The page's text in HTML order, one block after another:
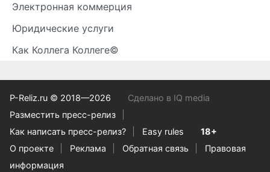
Электронная коммерция
Юридические услуги
Как Коллега Коллеге©
P-Reliz.ru © 2018—2026
Сделано в IQ media
Разместить пресс-релиз
Как написать пресс-релиз?
Easy rules
18+
О проекте
Реклама Обратная связь
Правовая
информация